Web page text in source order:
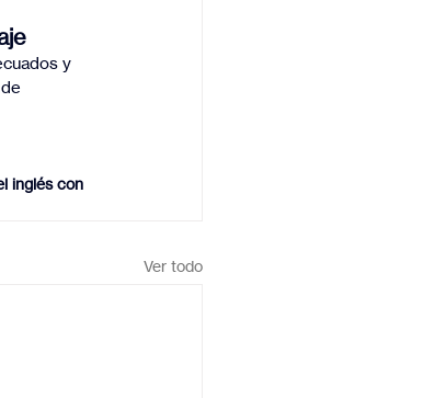
y
inglés con
Ver todo